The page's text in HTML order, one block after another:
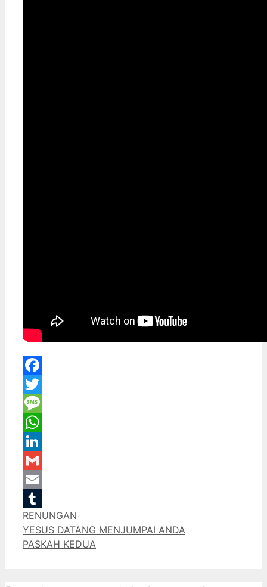
Facebook
Twitter
Message
WhatsApp
LinkedIn
Gmail
Email
Tumblr
Categories
RENUNGAN
YESUS DATANG MENJUMPAI ANDA
PASKAH KEDUA